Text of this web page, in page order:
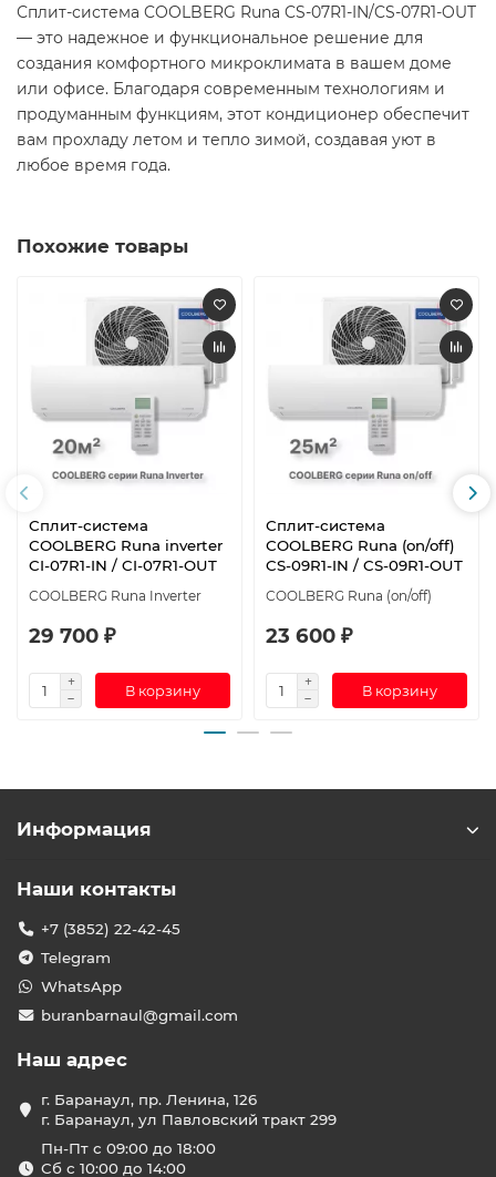
Сплит-система COOLBERG Runa CS-07R1-IN/CS-07R1-OUT
— это надежное и функциональное решение для
создания комфортного микроклимата в вашем доме
или офисе. Благодаря современным технологиям и
продуманным функциям, этот кондиционер обеспечит
вам прохладу летом и тепло зимой, создавая уют в
любое время года.
Похожие товары
Сплит-система
СOOLBERG Runa inverter
CI-07R1-IN / CI-07R1-OUT
СOOLBERG Runa Inverter
29 700 ₽
В корзину
Сплит-система
СOOLBERG Runa (on/off)
CS-09R1-IN / CS-09R1-OUT
СOOLBERG Runa (on/off)
23 600 ₽
В корзину
Информация
Наши контакты
+7 (3852) 22-42-45
Telegram
WhatsApp
buranbarnaul@gmail.com
Наш адрес
г. Баранаул, пр. Ленина, 126
г. Баранаул, ул Павловский тракт 299
Пн-Пт с 09:00 до 18:00
Сб с 10:00 до 14:00